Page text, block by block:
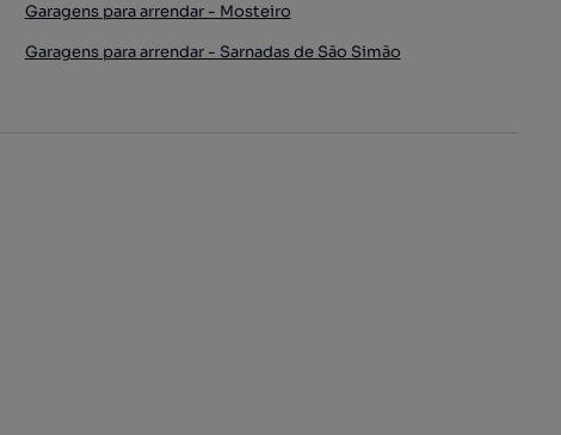
Garagens para arrendar - Mosteiro
Garagens para arrendar - Sarnadas de São Simão